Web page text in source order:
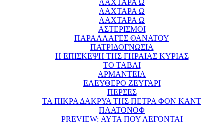
ΛΑΧΤΑΡΑ Ω
ΛΑΧΤΑΡΑ Ω
ΛΑΧΤΑΡΑ Ω
ΑΣΤΕΡΙΣΜΟΙ
ΠΑΡΑΛΛΑΓΕΣ ΘΑΝΑΤΟΥ
ΠΑΤΡΙΔΟΓΝΩΣΙΑ
Η ΕΠΙΣΚΕΨΗ ΤΗΣ ΓΗΡΑΙΑΣ ΚΥΡΙΑΣ
ΤΟ ΤΑΒΛΙ
ΑΡΜΑΝΤΕΙΛ
ΕΛΕΥΘΕΡΟ ΖΕΥΓΑΡΙ
ΠΕΡΣΕΣ
ΤΑ ΠΙΚΡΑ ΔΑΚΡΥΑ ΤΗΣ ΠΕΤΡΑ ΦΟΝ ΚΑΝΤ
ΠΛΑΤΟΝΟΦ
PREVIEW: ΑΥΤΑ ΠΟΥ ΛΕΓΟΝΤΑΙ